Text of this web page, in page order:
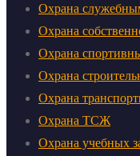
Охрана
Охрана
Охрана
Охрана
Охрана
Охрана ТСЖ
Охрана учебных